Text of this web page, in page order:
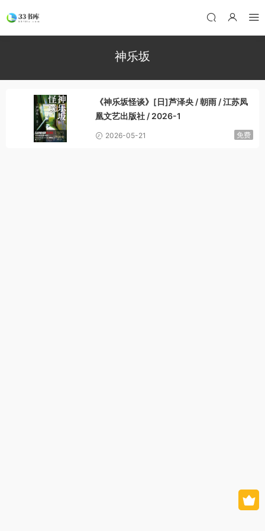
神乐坂
《神乐坂怪谈》[日]芦泽央 / 朝雨 / 江苏凤
凰文艺出版社 / 2026-1
2026-05-21 免费